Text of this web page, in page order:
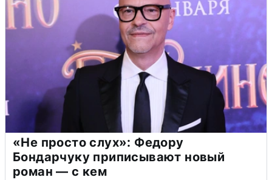
«Не просто слух»: Федору
Бондарчуку приписывают новый
роман — с кем